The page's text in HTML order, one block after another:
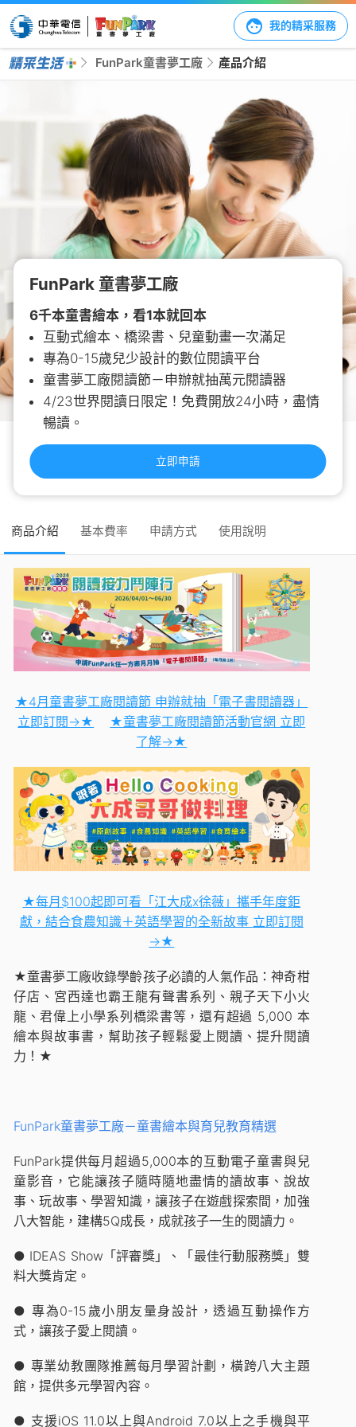
我的精采服務
FunPark童書夢工廠 產品介紹
FunPark 童書夢工廠
6千本童書繪本，看1本就回本
互動式繪本、橋梁書、兒童動畫一次滿足
專為0-15歲兒少設計的數位閱讀平台
童書夢工廠閱讀節－申辦就抽萬元閱讀器
4/23世界閱讀日限定！免費開放24小時，盡情
暢讀。
立即申請
商品介紹 基本費率 申請方式 使用說明
★4月童書夢工廠閱讀節 申辦就抽「電子書閱讀器」
立即訂閱→★ ★童書夢工廠閱讀節活動官網 立即
了解→★
★每月$100起即可看「江大成x徐薇」攜手年度鉅
獻，結合食農知識＋英語學習的全新故事 立即訂閱
→★
★童書夢工廠收錄學齡孩子必讀的人氣作品：神奇柑
仔店、宮西達也霸王龍有聲書系列、親子天下小火
龍、君偉上小學系列橋梁書等，還有超過 5,000 本
繪本與故事書，幫助孩子輕鬆愛上閱讀、提升閱讀
力！ ★
FunPark童書夢工廠－童書繪本與育兒教育精選
FunPark提供每月超過5,000本的互動電子童書與兒
童影音，它能讓孩子隨時隨地盡情的讀故事、說故
事、玩故事、學習知識，讓孩子在遊戲探索間，加強
八大智能，建構5Q成長，成就孩子一生的閱讀力。
● IDEAS Show「評審獎」、「最佳行動服務獎」雙
料大獎肯定。
● 專為0-15歲小朋友量身設計，透過互動操作方
式，讓孩子愛上閱讀。
● 專業幼教團隊推薦每月學習計劃，橫跨八大主題
館，提供多元學習內容。
● 支援iOS 11.0以上與Android 7.0以上之手機與平